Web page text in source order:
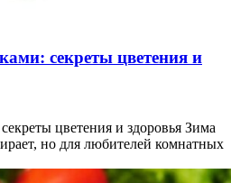
секреты цветения и
цветения и здоровья Зима
но для любителей комнатных